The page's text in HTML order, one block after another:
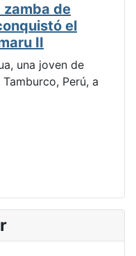
zamba de
el
II
una joven de
Perú, a